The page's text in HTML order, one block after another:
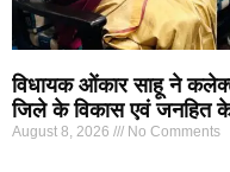
विधायक ओंकार साहू ने
जिले के विकास एवं जनहित के
August 8, 2026 No Comments